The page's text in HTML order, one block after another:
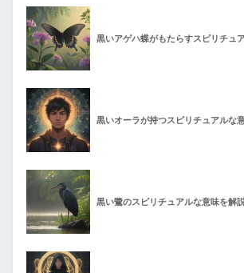
黒いアゲハ蝶がもたらすスピリチュ
黒いオーラが持つスピリチュアルな
黒い鷺のスピリチュアルな意味を解説